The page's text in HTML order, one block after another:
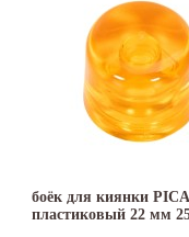
боёк для киянки
пластиковый 22 мм